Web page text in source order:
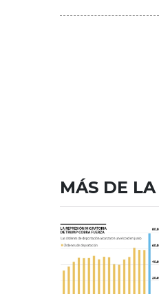
MÁS DE